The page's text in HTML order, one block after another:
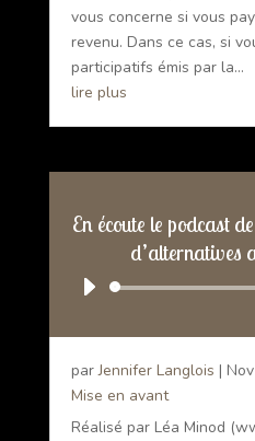
vous concerne si vous
revenu. Dans ce cas, si
participatifs émis par la...
lire plus
En écoute le podcast
d’alternatives
parJennifer Langlois |
Mise en avant
Réalisé par Léa Minod